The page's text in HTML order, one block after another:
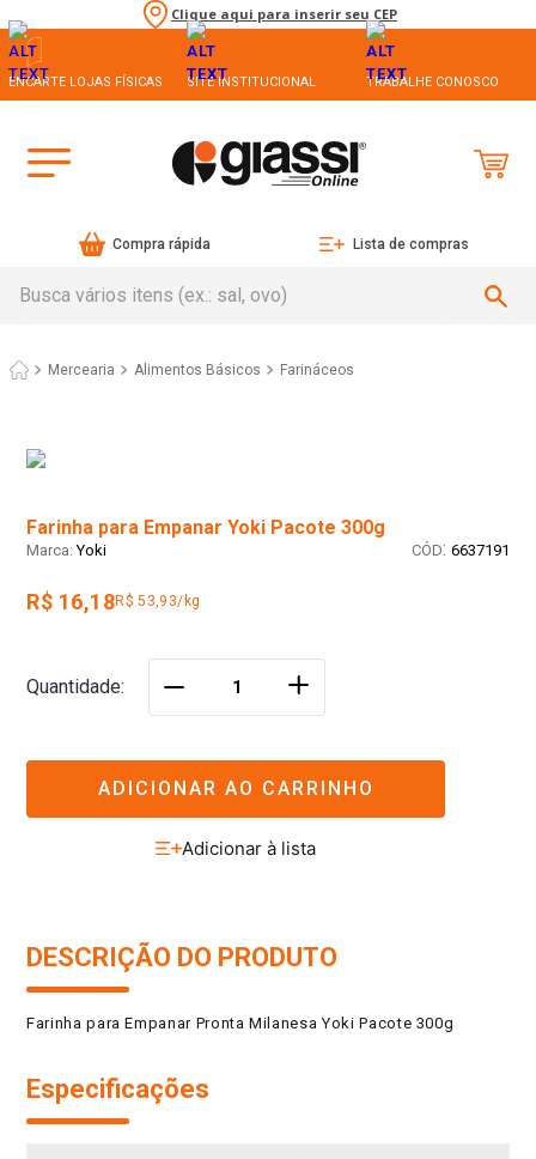
Clique aqui para inserir seu CEP
ENCARTE LOJAS FÍSICAS SITE INSTITUCIONAL TRABALHE CONOSCO
Compra rápida Lista de compras
Mercearia Alimentos Básicos Farináceos
Farinha para Empanar Yoki Pacote 300g
Yoki : 6637191
R$ 16,18R$ 53,93/kg
Quantidade ＋
ADICIONAR AO CARRINHO
DESCRIÇÃO DO PRODUTO
Farinha para Empanar Pronta Milanesa Yoki Pacote 300g
Especificações